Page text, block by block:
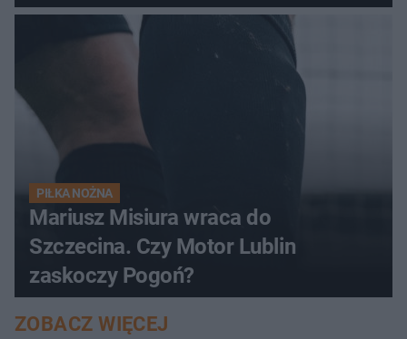
PIŁKA NOŻNA
Mariusz Misiura wraca do
Szczecina. Czy Motor Lublin
zaskoczy Pogoń?
ZOBACZ WIĘCEJ